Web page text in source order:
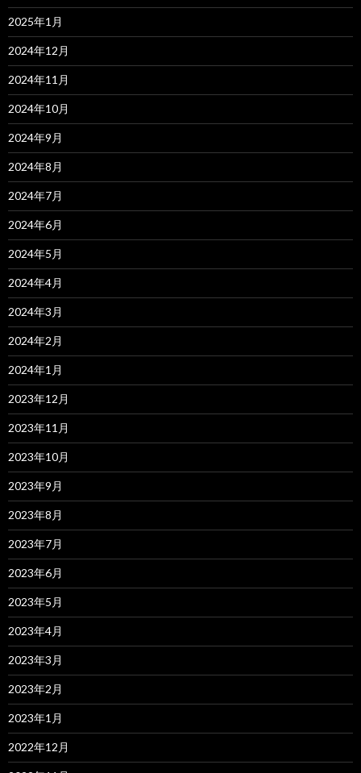
2025年1月
2024年12月
2024年11月
2024年10月
2024年9月
2024年8月
2024年7月
2024年6月
2024年5月
2024年4月
2024年3月
2024年2月
2024年1月
2023年12月
2023年11月
2023年10月
2023年9月
2023年8月
2023年7月
2023年6月
2023年5月
2023年4月
2023年3月
2023年2月
2023年1月
2022年12月